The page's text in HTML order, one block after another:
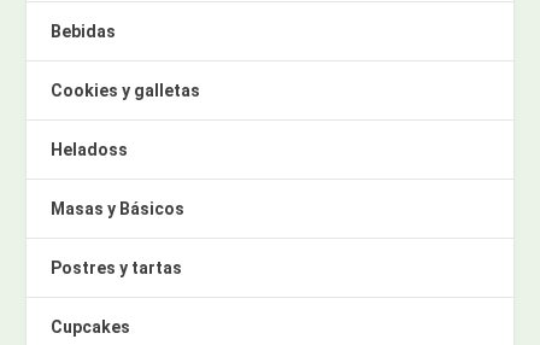
Bebidas
Cookies y galletas
Heladoss
Masas y Básicos
Postres y tartas
Cupcakes